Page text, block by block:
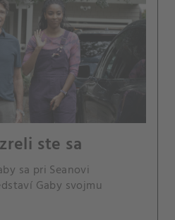
ste sa
sa pri Seanovi
Gaby svojmu